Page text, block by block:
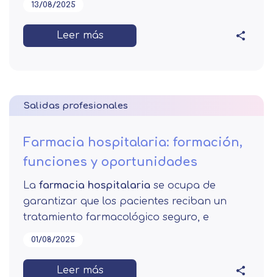
13/08/2025
Leer más
Salidas profesionales
Farmacia hospitalaria: formación,
funciones y oportunidades
La farmacia hospitalaria se ocupa de
garantizar que los pacientes reciban un
tratamiento farmacológico seguro, e
01/08/2025
Leer más